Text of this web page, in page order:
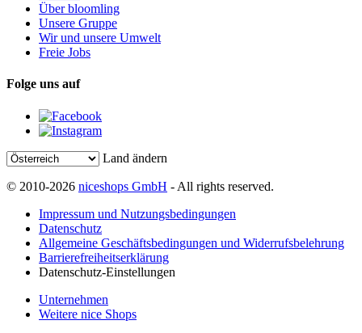
Über bloomling
Unsere Gruppe
Wir und unsere Umwelt
Freie Jobs
Folge uns auf
Land ändern
© 2010-2026 niceshops GmbH - All rights reserved.
Impressum und Nutzungsbedingungen
Datenschutz
Allgemeine Geschäftsbedingungen und Widerrufsbelehrung
Barrierefreiheitserklärung
Datenschutz-Einstellungen
Unternehmen
Weitere nice Shops